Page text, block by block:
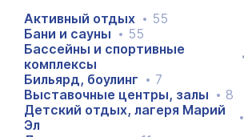
Активный отдых
55
Бани и сауны
55
Бассейны и спортивные
комплексы
Бильярд, боулинг
7
Выставочные центры, залы
8
Детский отдых, лагеря Марий
Эл